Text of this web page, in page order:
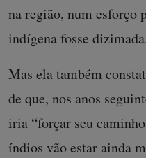
na região, num esforço
indígena fosse
Mas ela também
de que, nos anos
iria “forçar seu caminho
índios vão estar ainda